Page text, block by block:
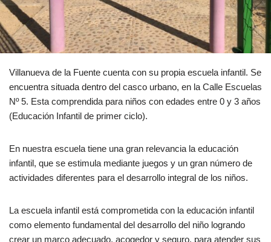
Villanueva de la Fuente cuenta con su propia escuela infantil. Se
encuentra situada dentro del casco urbano, en la Calle Escuelas
Nº 5. Esta comprendida para niños con edades entre 0 y 3 años
(Educación Infantil de primer ciclo).
En nuestra escuela tiene una gran relevancia la educación
infantil, que se estimula mediante juegos y un gran número de
actividades diferentes para el desarrollo integral de los niños.
La escuela infantil está comprometida con la educación infantil
como elemento fundamental del desarrollo del niño logrando
crear un marco adecuado, acogedor y seguro, para atender sus